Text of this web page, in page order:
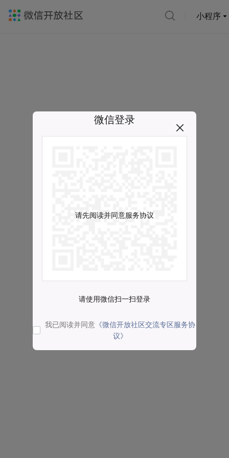
小程序
微信登录
请先阅读并同意服务协议
请使用微信扫一扫登录
我已阅读并同意 《微信开放社区交流专区服务协
议》